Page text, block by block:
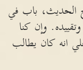
الحديث، باب في
وإن كنا
انه كان يطالب